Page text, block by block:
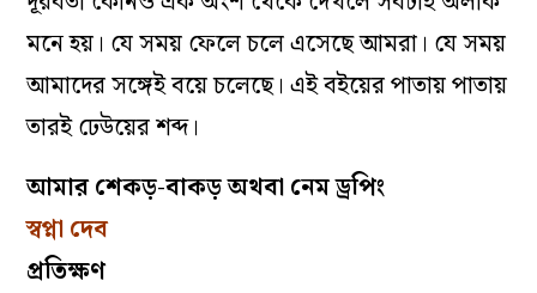
মনে হয়। যে সময় ফেলে চলে এসেছে আমরা। যে সময়
আমাদের সঙ্গেই বয়ে চলেছে। এই বইয়ের পাতায় পাতায়
তারই ঢেউয়ের শব্দ।
আমার শেকড়-বাকড় অথবা নেম ড্রপিং
স্বপ্না দেব
প্রতিক্ষণ